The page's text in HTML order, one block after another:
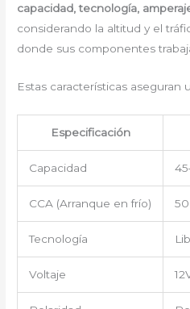
capacidad, tecnología,
considerando la altitud y el
donde sus componentes
Estas características aseguran
Especificación
Capacidad
CCA (Arranque en frío)
Tecnología
Voltaje